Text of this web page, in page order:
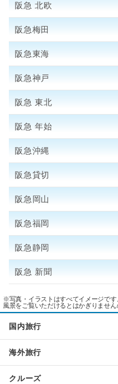
阪急 北欧
阪急梅田
阪急東海
阪急神戸
阪急 東北
阪急 年始
阪急沖縄
阪急貸切
阪急岡山
阪急福岡
阪急静岡
阪急 新聞
※写真・イラストはすべてイメージで
風景をご覧いただけるとはかぎりません
国内旅行
海外旅行
クルーズ